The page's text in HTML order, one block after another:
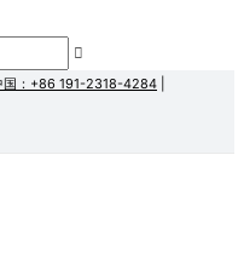
国：+86 191-2318-4284